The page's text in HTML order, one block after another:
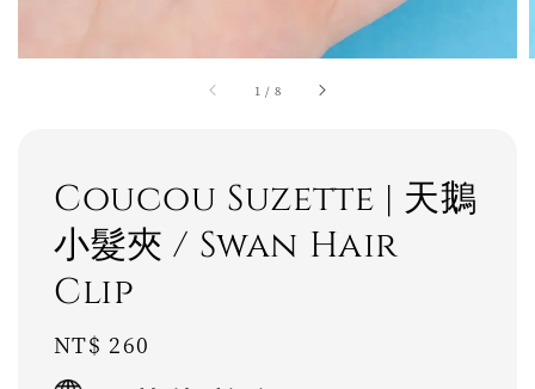
1 / 8
Coucou Suzette | 天鵝
小髮夾 / Swan Hair
Clip
Regular
price
NT$ 260